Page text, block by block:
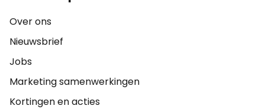
Over ons
Nieuwsbrief
Jobs
Marketing samenwerkingen
Kortingen en acties